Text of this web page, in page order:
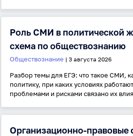
Роль СМИ в политической
схема по обществознанию
Обществознание | 3 августа 2026
Разбор темы для ЕГЭ: что такое СМИ,
политику, при каких условиях
проблемами и рисками связано их
Организационно-